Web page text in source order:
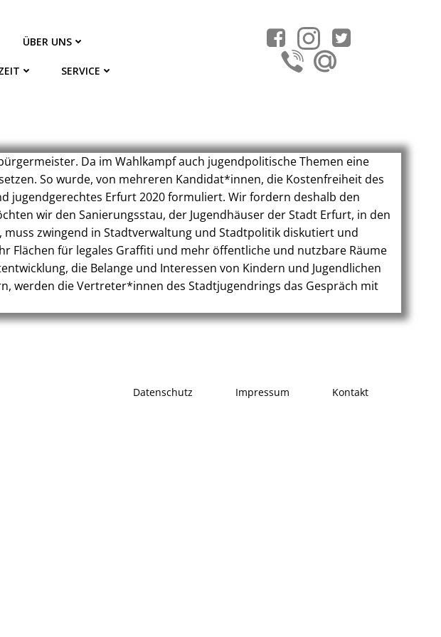
ÜBER UNS
SERVICE
Da im Wahlkampf auch jugendpolitische Themen eine
So wurde, von mehreren Kandidat*innen, die Kostenfreiheit des
jugendgerechtes Erfurt 2020 formuliert. Wir fordern deshalb den
wir den Sanierungsstau, der Jugendhäuser der Stadt Erfurt, in den
zwingend in Stadtverwaltung und Stadtpolitik diskutiert und
Flächen für legales Graffiti und mehr öffentliche und nutzbare Räume
die Belange und Interessen von Kindern und Jugendlichen
werden die Vertreter*innen des Stadtjugendrings das Gespräch mit
Datenschutz Impressum Kontakt